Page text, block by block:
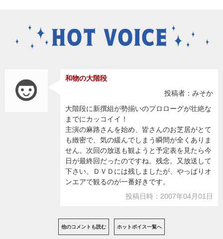
和物の大階段
投稿者：みそか
大階段に新撰組が勢揃いのプロローグが壮絶な
までにカッコイイ！
主演の麻路さんを始め、皆さんのお芝居がとて
も緻密で、気の緩んでしまう瞬間が全くありま
せん。次回の放送も観ようと予定表を見たら今
日が最終回だったのですね。残念。又放送して
下さい。ＤＶＤには残しましたが、やっぱりオ
ンエアで観るのが一番好きです。
投稿日時：2007年04月01日
他のコメントも読む ホットボイス一覧へ